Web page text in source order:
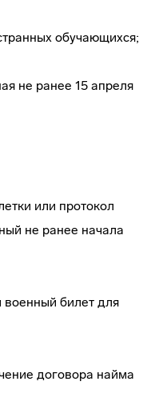
обучающихся;
не ранее 15 апреля
или протокол
не ранее начала
военный билет для
договора найма